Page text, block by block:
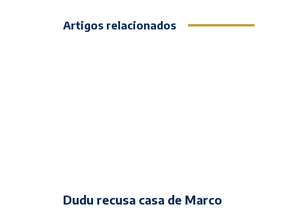
Artigos relacionados
Dudu recusa casa de Marco